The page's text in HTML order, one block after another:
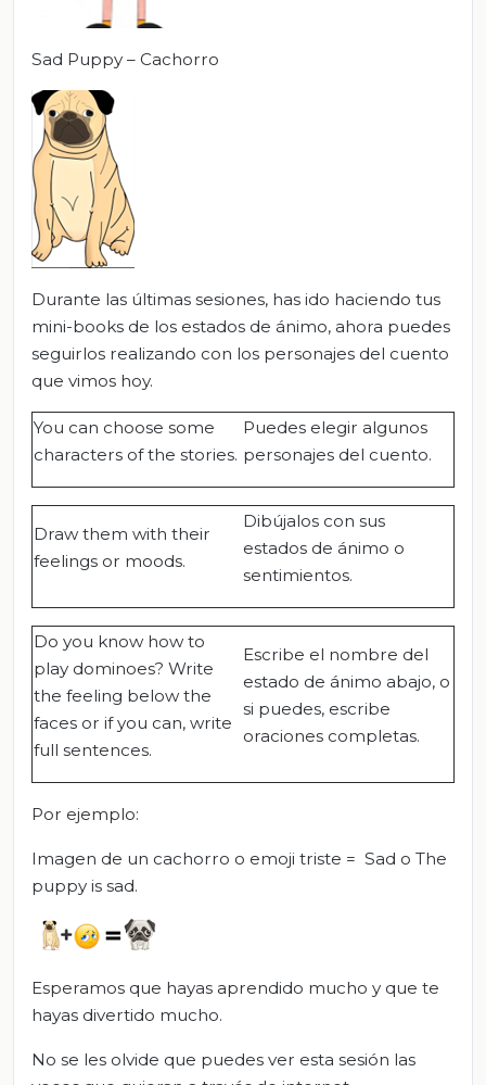
Sad Puppy – Cachorro
Durante las últimas sesiones, has ido haciendo tus
mini-books de los estados de ánimo, ahora puedes
seguirlos realizando con los personajes del cuento
que vimos hoy.
You can choose some
characters of the stories.
Puedes elegir algunos
personajes del cuento.
Draw them with their
feelings or moods.
Dibújalos con sus
estados de ánimo o
sentimientos.
Do you know how to
play dominoes? Write
the feeling below the
faces or if you can, write
full sentences.
Escribe el nombre del
estado de ánimo abajo, o
si puedes, escribe
oraciones completas.
Por ejemplo:
Imagen de un cachorro o emoji triste = Sad o The
puppy is sad.
Esperamos que hayas aprendido mucho y que te
hayas divertido mucho.
No se les olvide que puedes ver esta sesión las